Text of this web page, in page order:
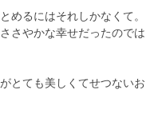
めるにはそれしかなくて。
さやかな幸せだったのでは
とても美しくてせつないお